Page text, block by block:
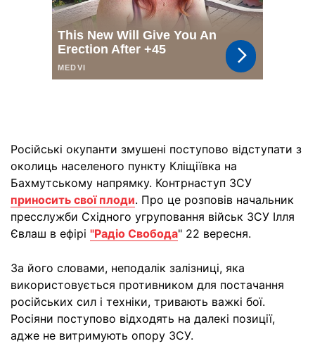
Російські окупанти змушені поступово відступати з
околиць населеного пункту Кліщіївка на
Бахмутському напрямку. Контрнаступ ЗСУ
приносить свої плоди. Про це розповів начальник
пресслужби Східного угруповання військ ЗСУ Ілля
Євлаш в ефірі "Радіо Свобода" 22 вересня.
За його словами, неподалік залізниці, яка
використовується противником для постачання
російських сил і техніки, тривають важкі бої.
Росіяни поступово відходять на далекі позиції,
адже не витримують опору ЗСУ.